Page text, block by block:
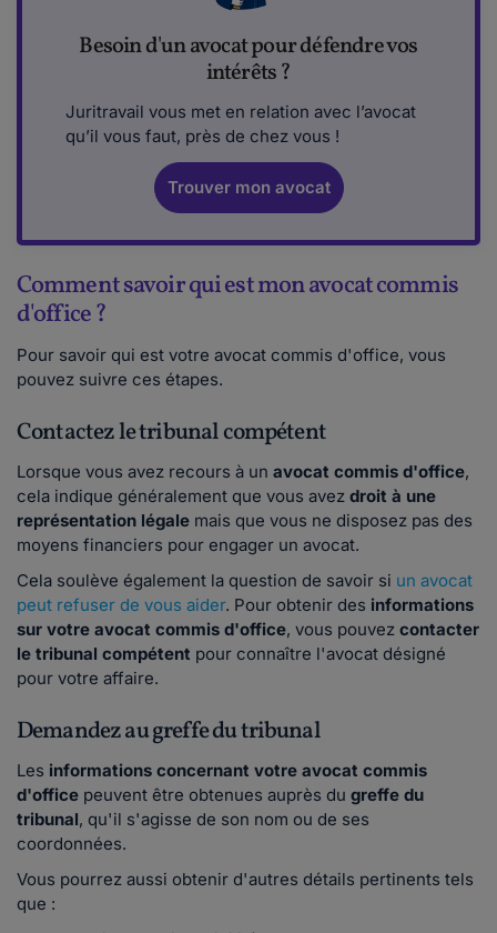
Besoin d'un avocat pour défendre vos
intérêts ?
Juritravail vous met en relation avec l’avocat
qu’il vous faut, près de chez vous !
Trouver mon avocat
Comment savoir qui est mon avocat commis
d'office ?
Pour savoir qui est votre avocat commis d'office, vous
pouvez suivre ces étapes.
Contactez le tribunal compétent
Lorsque vous avez recours à un avocat commis d'office,
cela indique généralement que vous avez droit à une
représentation légale mais que vous ne disposez pas des
moyens financiers pour engager un avocat.
Cela soulève également la question de savoir si un avocat
peut refuser de vous aider. Pour obtenir des informations
sur votre avocat commis d'office, vous pouvez contacter
le tribunal compétent pour connaître l'avocat désigné
pour votre affaire.
Demandez au greffe du tribunal
Les informations concernant votre avocat commis
d'office peuvent être obtenues auprès du greffe du
tribunal, qu'il s'agisse de son nom ou de ses
coordonnées.
Vous pourrez aussi obtenir d'autres détails pertinents tels
que :